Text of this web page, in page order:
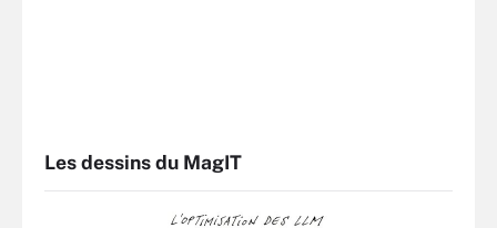
Les dessins du MagIT